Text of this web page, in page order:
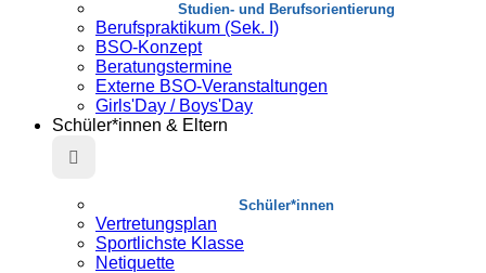
Studien- und Berufsorientierung
Berufspraktikum (Sek. I)
BSO-Konzept
Beratungstermine
Externe BSO-Veranstaltungen
Girls'Day / Boys'Day
Schüler*innen & Eltern
Schüler*innen
Vertretungsplan
Sportlichste Klasse
Netiquette